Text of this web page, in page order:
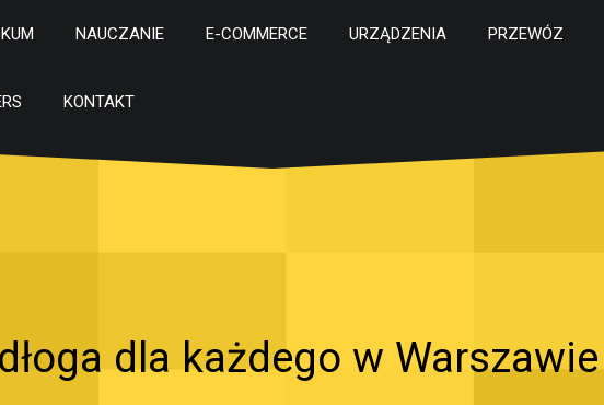
NAUCZANIE E-COMMERCE URZĄDZENIA PRZEWÓZ
KONTAKT
dla każdego w Warszawie